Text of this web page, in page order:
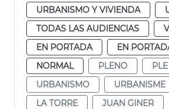
URBANISMO Y VIVIENDA
TODAS LAS AUDIENCIAS
EN PORTADA
EN
NORMAL
PLENO
PLE
URBANISMO
URBANISME
LA TORRE
JUAN GINER